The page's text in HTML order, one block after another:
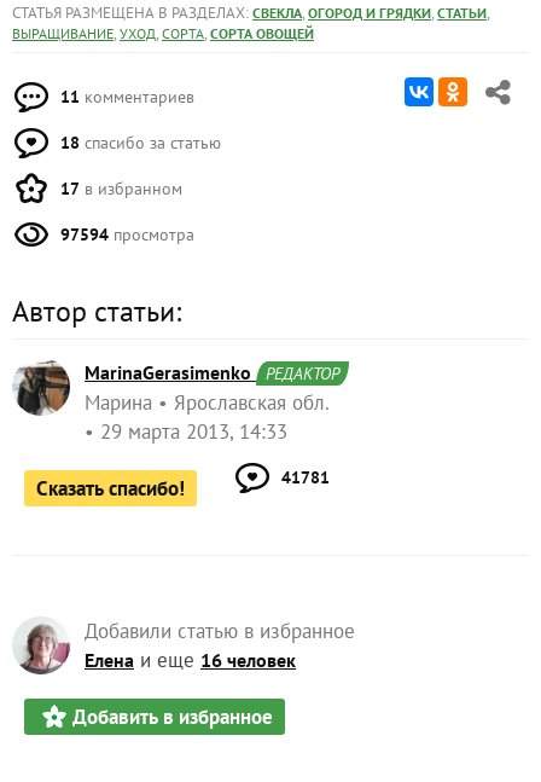
СТАТЬЯ РАЗМЕЩЕНА В РАЗДЕЛАХ: СВЕКЛА, ОГОРОД И ГРЯДКИ, СТАТЬИ,
ВЫРАЩИВАНИЕ, УХОД, СОРТА, СОРТА ОВОЩЕЙ
11 комментариев
18 спасибо за статью
17 в избранном
97594 просмотра
Автор статьи:
MarinaGerasimenko РЕДАКТОР
Марина
Ярославская обл.
29 марта 2013, 14:33
Сказать спасибо! 41781
Добавили статью в избранное
Елена и еще 16 человек
Добавить в избранное